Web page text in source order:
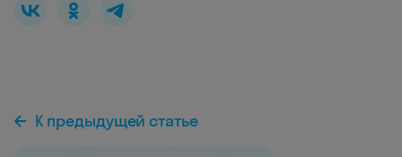
К предыдущей статье